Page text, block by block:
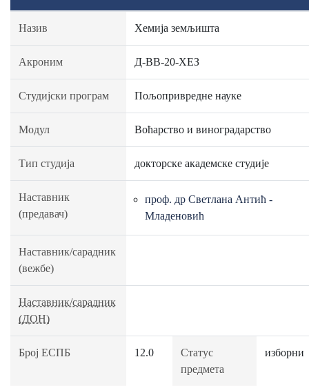
Назив Хемија земљишта
Акроним Д-ВВ-20-ХЕЗ
Студијски програм Пољопривредне науке
Модул Воћарство и виноградарство
Тип студија докторске академске студије
Наставник
(предавач)
проф. др Светлана Антић -
Младеновић
Наставник/сарадник
(вежбе)
Наставник/сарадник
(ДОН)
Број ЕСПБ 12.0
Статус
предмета
изборни